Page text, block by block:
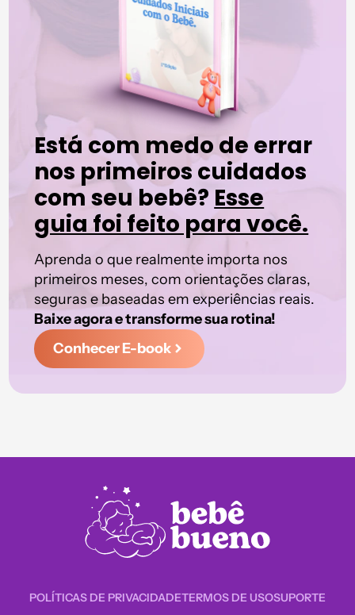
Está com medo de errar
nos primeiros cuidados
com seu bebê? Esse
guia foi feito para você.
Aprenda o que realmente importa nos
primeiros meses, com orientações claras,
seguras e baseadas em experiências reais.
Baixe agora e transforme sua rotina!
Conhecer E-book
POLÍTICAS DE PRIVACIDADETERMOS DE USOSUPORTE